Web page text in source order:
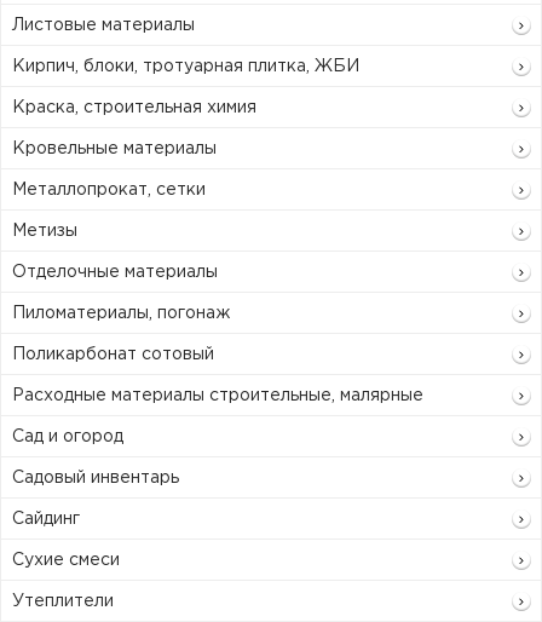
Листовые материалы
Кирпич, блоки, тротуарная плитка, ЖБИ
Краска, строительная химия
Кровельные материалы
Металлопрокат, сетки
Метизы
Отделочные материалы
Пиломатериалы, погонаж
Поликарбонат сотовый
Расходные материалы строительные, малярные
Сад и огород
Садовый инвентарь
Сайдинг
Сухие смеси
Утеплители